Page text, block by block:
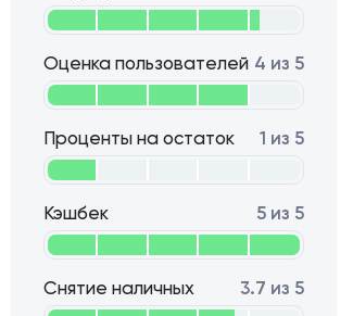
Проценты на остаток 1 из 5
Кэшбек 5 из 5
Снятие наличных 3.7 из 5
Оценка пользователей 4 из 5